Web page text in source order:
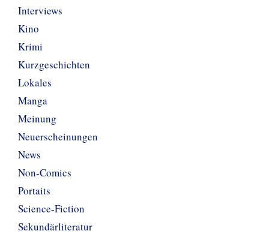
Interviews
Kino
Krimi
Kurzgeschichten
Lokales
Manga
Meinung
Neuerscheinungen
News
Non-Comics
Portaits
Science-Fiction
Sekundärliteratur